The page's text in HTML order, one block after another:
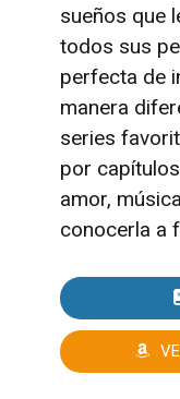
sueños que
todos sus
perfecta de
manera
series
por
amor,
conocerla a